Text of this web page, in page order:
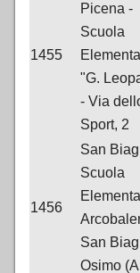
1455
Picena -
Scuola
"G.
- Via
Sport, 2
1456
San
Scuola
San
Osimo